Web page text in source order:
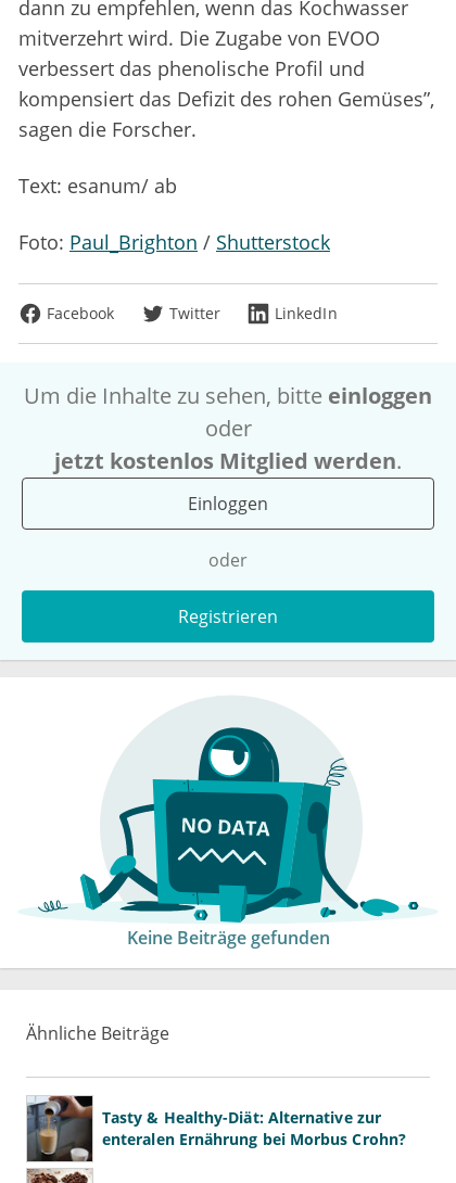
dann zu empfehlen, wenn das Kochwasser
mitverzehrt wird. Die Zugabe von EVOO
verbessert das phenolische Profil und
kompensiert das Defizit des rohen Gemüses”,
sagen die Forscher.
Text: esanum/ ab
Foto: Paul_Brighton / Shutterstock
Facebook Twitter LinkedIn
Um die Inhalte zu sehen, bitte einloggen
oder
jetzt kostenlos Mitglied werden.
Einloggen
oder
Registrieren
Keine Beiträge gefunden
Ähnliche Beiträge
Tasty & Healthy-Diät: Alternative zur
enteralen Ernährung bei Morbus Crohn?